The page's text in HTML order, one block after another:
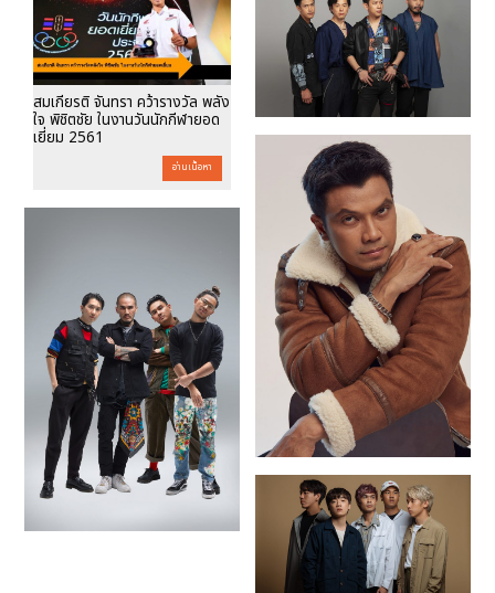
สมเกียรติ จันทรา คว้ารางวัล พลัง
ใจ พิชิตชัย ในงานวันนักกีฬายอด
เยี่ยม 2561
อ่านเนื้อหา